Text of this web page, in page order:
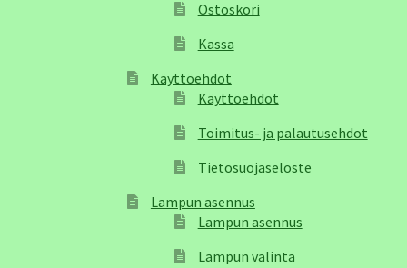
Ostoskori
Kassa
Käyttöehdot
Käyttöehdot
Toimitus- ja palautusehdot
Tietosuojaseloste
Lampun asennus
Lampun asennus
Lampun valinta